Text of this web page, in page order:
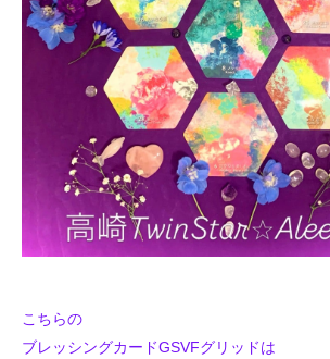
こちらの
ブレッシングカードGSVFグリッドは